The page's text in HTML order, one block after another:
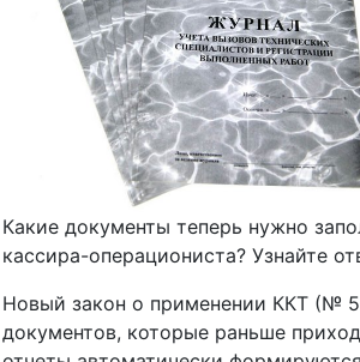
Какие документы теперь нужно
кассира-операциониста? Узнайте
Новый закон о применении ККТ (№
документов, которые раньше